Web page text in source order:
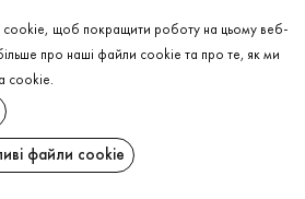
ДО КОШИКА
ОБЕРІТЬ РОЗМІР
ДО КОШИКА
щоб покращити роботу на цьому веб-
про наші файли cookie та про те, як ми
cookie.
файли cookie